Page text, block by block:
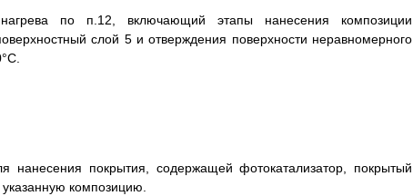
по п.12, включающий этапы нанесения композиции
слой 5 и отверждения поверхности неравномерного
нанесения покрытия, содержащей фотокатализатор, покрытый
композицию.